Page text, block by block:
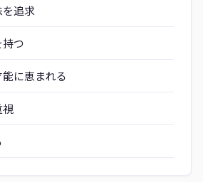
追求
つ
に恵まれる
視